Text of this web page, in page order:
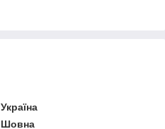
Україна
Шовна